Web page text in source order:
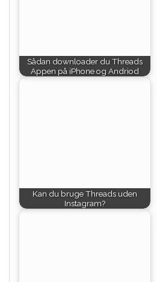
Sådan downloader du Threads
Appen på iPhone og Andriod
Kan du bruge Threads uden
Instagram?